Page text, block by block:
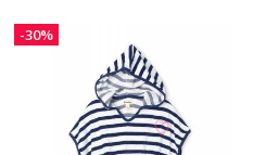
-30%